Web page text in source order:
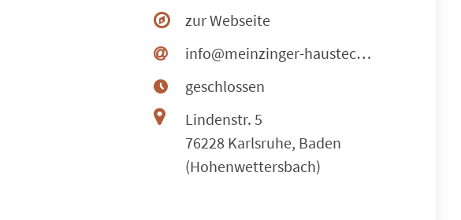
zur Webseite
info@meinzinger-haustechnik.de
geschlossen
Lindenstr. 5
76228 Karlsruhe, Baden
(Hohenwettersbach)